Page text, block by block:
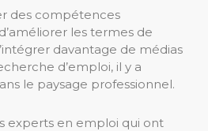
des compétences
les termes de
davantage de médias
d’emploi, il y a
le paysage professionnel.
experts en emploi qui ont